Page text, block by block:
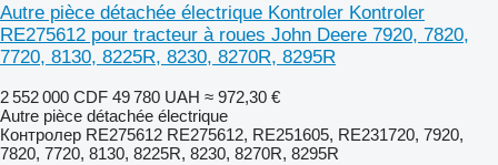
Autre pièce détachée électrique Kontroler Kontroler
RE275612 pour tracteur à roues John Deere 7920, 7820,
7720, 8130, 8225R, 8230, 8270R, 8295R
2 552 000 CDF 49 780 UAH ≈ 972,30 €
Autre pièce détachée électrique
Контролер RE275612 RE275612, RE251605, RE231720, 7920,
7820, 7720, 8130, 8225R, 8230, 8270R, 8295R